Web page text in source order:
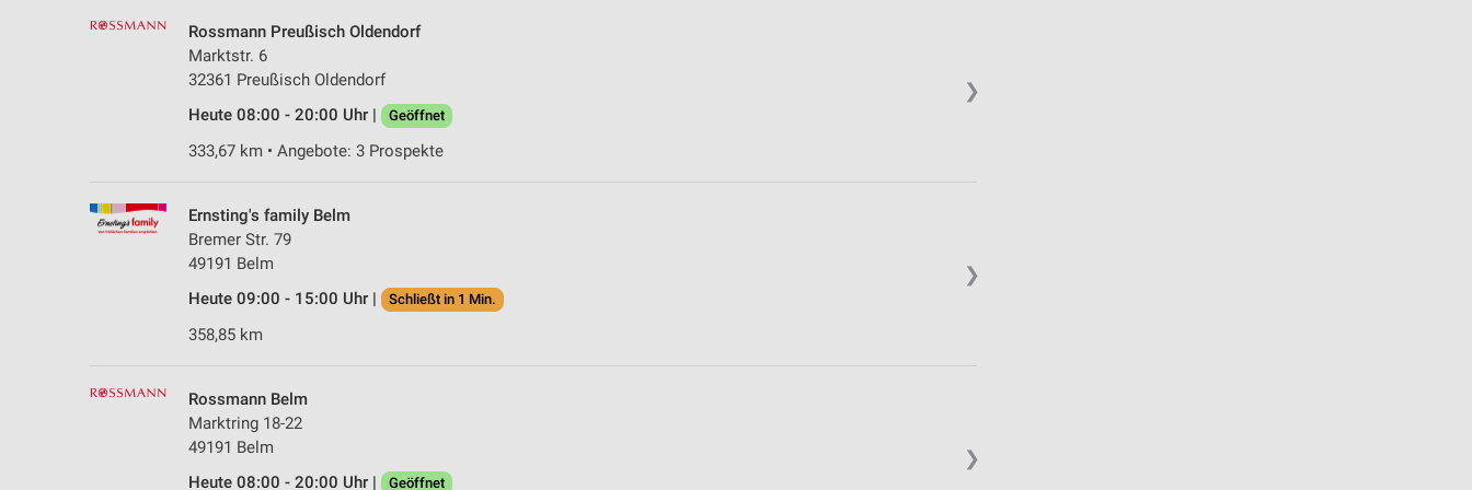
❯
Rossmann Preußisch Oldendorf
Marktstr. 6
32361 Preußisch Oldendorf
Heute 08:00 - 20:00 Uhr |
Geöffnet
333,67 km • Angebote: 3 Prospekte
❯
Ernsting's family Belm
Bremer Str. 79
49191 Belm
Heute 09:00 - 15:00 Uhr |
Schließt in 1 Min.
358,85 km
❯
Rossmann Belm
Marktring 18-22
49191 Belm
Heute 08:00 - 20:00 Uhr |
Geöffnet